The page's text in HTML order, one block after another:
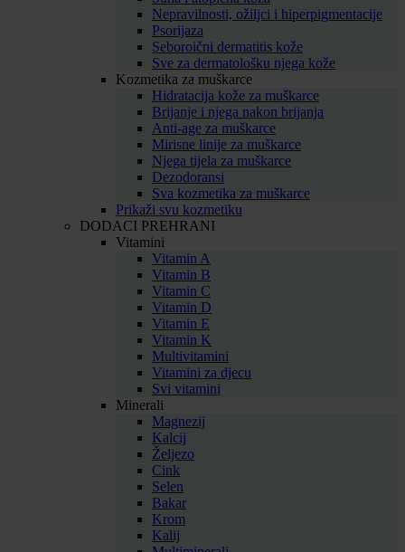
Nepravilnosti, ožiljci i hiperpigmentacije
Psorijaza
Seboroični dermatitis kože
Sve za dermatološku njega kože
Kozmetika za muškarce
Hidratacija kože za muškarce
Brijanje i njega nakon brijanja
Anti-age za muškarce
Mirisne linije za muškarce
Njega tijela za muškarce
Dezodoransi
Sva kozmetika za muškarce
Prikaži svu kozmetiku
DODACI PREHRANI
Vitamini
Vitamin A
Vitamin B
Vitamin C
Vitamin D
Vitamin E
Vitamin K
Multivitamini
Vitamini za djecu
Svi vitamini
Minerali
Magnezij
Kalcij
Željezo
Cink
Selen
Bakar
Krom
Kalij